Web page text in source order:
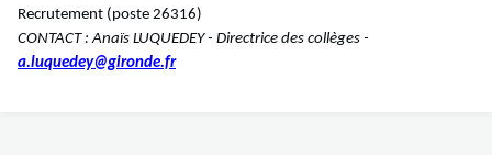
Recrutement (poste 26316)
CONTACT :Anaïs LUQUEDEY - Directrice des collèges -
a.luquedey@gironde.fr